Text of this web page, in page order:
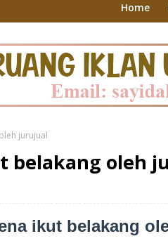
Home
jurujual
belakang oleh
ikut belakang